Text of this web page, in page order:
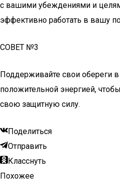
с вашими убеждениями и
эффективно работать в вашу
СОВЕТ №3
Поддерживайте свои обереги в
положительной энергией,
свою защитную силу.
Поделиться
Отправить
Класснуть
Похожее